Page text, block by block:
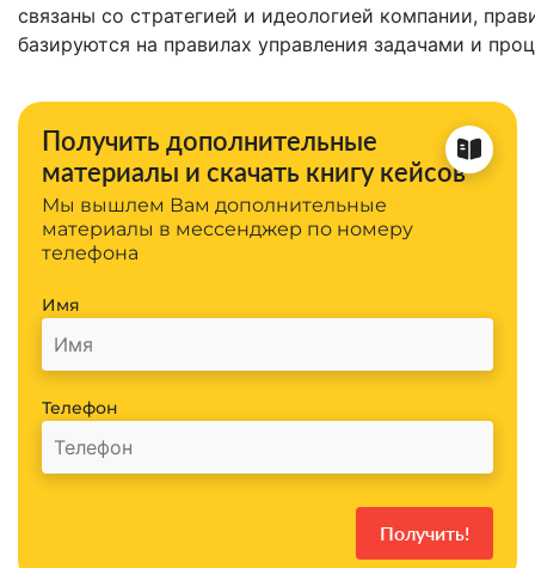
связаны со стратегией и идеологией компании,
базируются на правилах управления задачами и
Получить дополнительные
материалы и скачать книгу кейсов
Мы вышлем Вам дополнительные
материалы в мессенджер по номеру
телефона
Имя
Телефон